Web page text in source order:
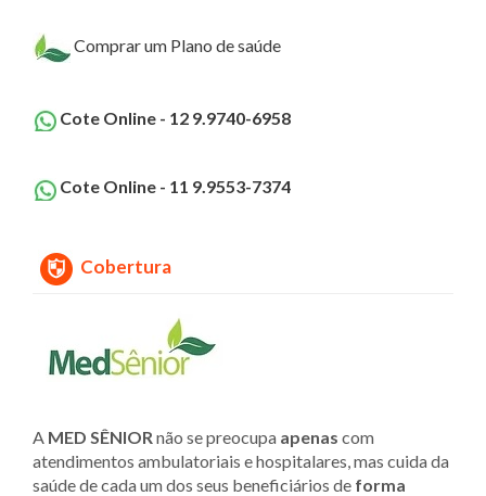
Comprar um Plano de saúde
Cote Online - 12 9.9740-6958
Cote Online - 11 9.9553-7374
Cobertura
A MED SÊNIOR não se preocupa apenas com
atendimentos ambulatoriais e hospitalares, mas cuida da
saúde de cada um dos seus beneficiários de forma